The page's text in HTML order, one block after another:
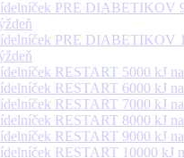
PRE DIABETIKOV
PRE DIABETIKOV
RESTART 5000 kJ
RESTART 6000 kJ
RESTART 7000 kJ
RESTART 8000 kJ
RESTART 9000 kJ
RESTART 10000 kJ